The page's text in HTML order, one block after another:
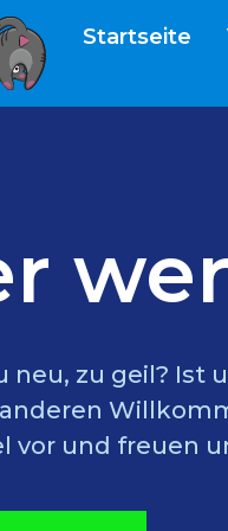
Startseite
neu, zu geil? Ist
vor und freuen